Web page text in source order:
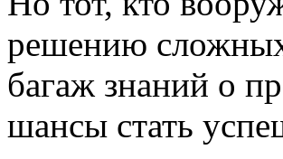
решению
багаж знаний о
шансы стать